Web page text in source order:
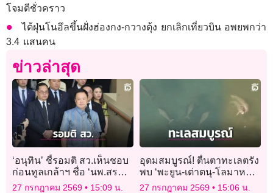
โจมตีชั่วคราว
ไต้ฝุ่นโนอึลขึ้นฝั่งฮ่องกง-กวางตุ้ง ยกเลิกเที่ยวบิน อพยพกว่า
3.4 แสนคน
ข่าวล่าสุด
‘อนุทิน’ ชี้รอมติ สว.เห็นชอบ
ก่อนทูลเกล้าฯ ชื่อ ‘นพ.สรณ’
พ้นประธาน กสทช.
27 กรกฎาคม 2569 15:09 น.
อุดมสมบูรณ์! ตื่นตาทะเลตรัง
พบ ‘พะยูน-เต่าตนุ-โลมาหลัง
โหนก’ รวม 77 ตัว
27 กรกฎาคม 2569 15:06 น.